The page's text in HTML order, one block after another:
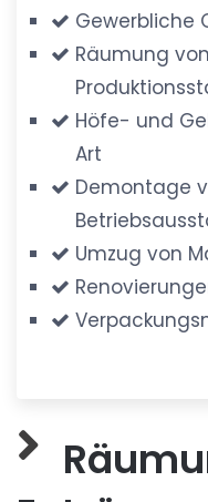
Gewerbliche
Räumung
Höfe- und
Art
Demontage
Umzug von